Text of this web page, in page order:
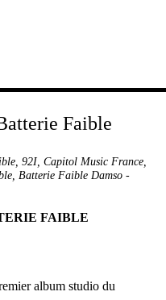
, 92I, Capitol Music France,
, Batterie Faible Damso -
FAIBLE
album studio du